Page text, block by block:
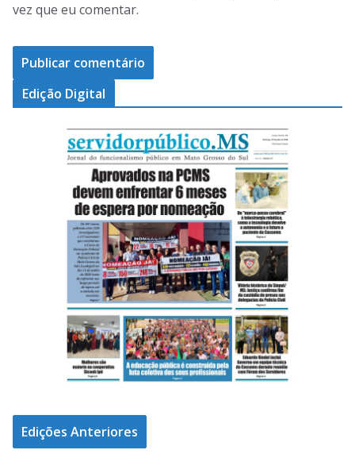
vez que eu comentar.
Edição Digital
Edições Anteriores